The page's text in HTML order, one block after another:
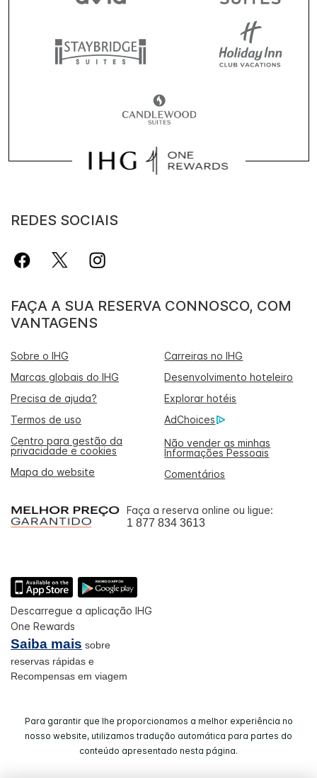
REDES SOCIAIS
FAÇA A SUA RESERVA CONNOSCO, COM
VANTAGENS
Sobre o IHG
Carreiras no IHG
Marcas globais do IHG
Desenvolvimento hoteleiro
Precisa de ajuda?
Explorar hotéis
Termos de uso
AdChoices
Centro para gestão da
privacidade e cookies
Não vender as minhas
Informações Pessoais
Mapa do website
Comentários
Faça a reserva online ou ligue:
1 877 834 3613
Descarregue a aplicação IHG
One Rewards
Saiba mais sobre
reservas rápidas e
Recompensas em viagem
Para garantir que lhe proporcionamos a melhor experiência no
nosso website, utilizamos tradução automática para partes do
conteúdo apresentado nesta página.